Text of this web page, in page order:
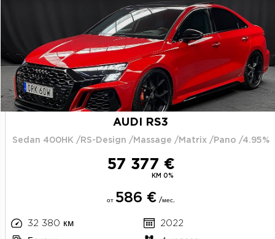
AUDI RS3
Sedan 400HK /RS-Design /Massage /Matrix /Pano /4.95%
57 377 €
KM 0%
от 586 € /мес.
32 380 км
2022